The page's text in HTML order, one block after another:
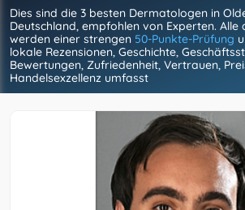
Dies sind die 3 besten Dermatologen in
Deutschland, empfohlen von Experten.
werden einer strengen 50-Punkte-Prüfung
lokale Rezensionen, Geschichte,
Bewertungen, Zufriedenheit, Vertrauen,
Handelsexzellenz umfasst